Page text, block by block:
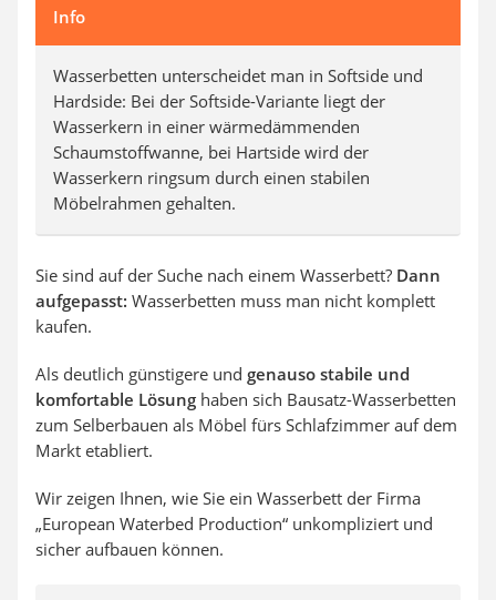
Info
Wasserbetten unterscheidet man in Softside und
Hardside: Bei der Softside-Variante liegt der
Wasserkern in einer wärmedämmenden
Schaumstoffwanne, bei Hartside wird der
Wasserkern ringsum durch einen stabilen
Möbelrahmen gehalten.
Sie sind auf der Suche nach einem Wasserbett? Dann
aufgepasst: Wasserbetten muss man nicht komplett
kaufen.
Als deutlich günstigere und genauso stabile und
komfortable Lösung haben sich Bausatz-Wasserbetten
zum Selberbauen als Möbel fürs Schlafzimmer auf dem
Markt etabliert.
Wir zeigen Ihnen, wie Sie ein Wasserbett der Firma
„European Waterbed Production“ unkompliziert und
sicher aufbauen können.